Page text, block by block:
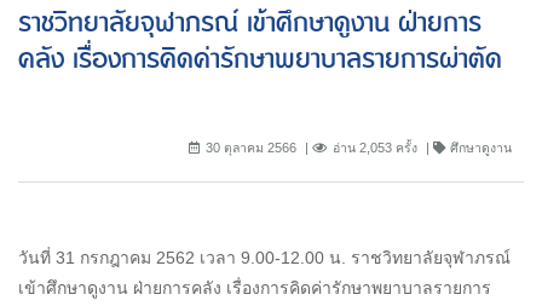
ราชวิทยาลัยจุฬาภรณ์ เข้าศึกษาดูงาน ฝ่ายการ
คลัง เรื่องการคิดค่ารักษาพยาบาลรายการผ่าตัด
30 ตุลาคม 2566 อ่าน 2,053 ครั้ง ศึกษาดูงาน
วันที่ 31 กรกฎาคม 2562 เวลา 9.00-12.00 น. ราชวิทยาลัยจุฬาภรณ์
เข้าศึกษาดูงาน ฝ่ายการคลัง เรื่องการคิดค่ารักษาพยาบาลรายการ